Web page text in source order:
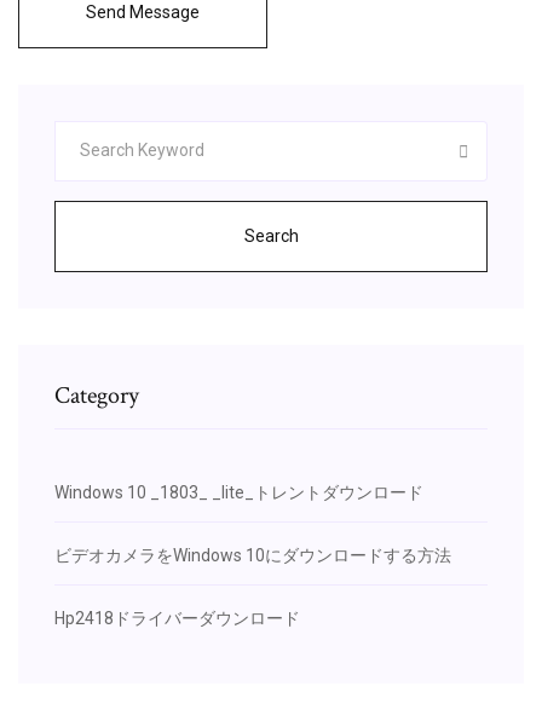
Send Message
Search
Category
Windows 10 _1803_ _lite_トレントダウンロード
ビデオカメラをWindows 10にダウンロードする方法
Hp2418ドライバーダウンロード